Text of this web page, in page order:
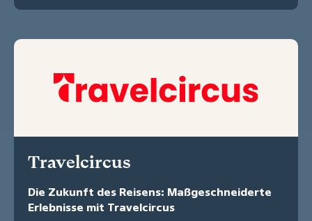
Travelcircus
Die Zukunft des Reisens: Maßgeschneiderte
Erlebnisse mit Travelcircus